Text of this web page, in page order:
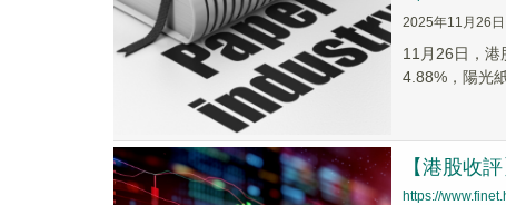
2025年11月26
11月26日，港
4.88%，陽光
【港股收
https://